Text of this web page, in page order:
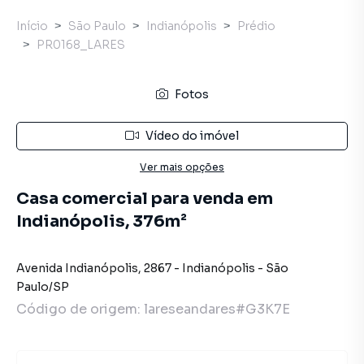
Início São Paulo Indianópolis
Prédio
PR0168_LARES
Fotos
Vídeo do imóvel
Ver mais opções
Casa comercial para venda em
Indianópolis, 376m²
Avenida Indianópolis, 2867 - Indianópolis - São
Paulo/SP
Código de origem: lareseandares#G3K7E